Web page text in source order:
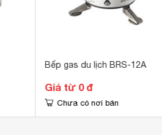
Bếp gas du lịch BRS-12A
Giá từ 0 đ
Chưa có nơi bán